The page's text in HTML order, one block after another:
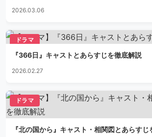
2026.03.06
ドラマ
『366日』キャストとあらすじを徹底解説
2026.02.27
ドラマ
『北の国から』キャスト・相関図とあらすじ